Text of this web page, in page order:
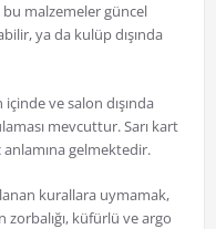
malzemeler güncel
ya da kulüp dışında
ve salon dışında
mevcuttur. Sarı kart
anlamına gelmektedir.
kurallara uymamak,
zorbalığı, küfürlü ve argo